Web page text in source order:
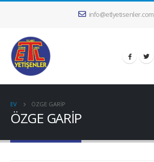
info@etlyetisenler.com
EV ÖZGE GARİP
ÖZGE GARİP